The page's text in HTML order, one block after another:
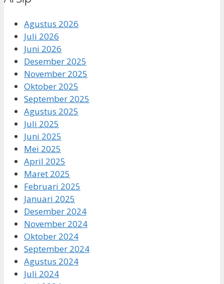
Agustus 2026
Juli 2026
Juni 2026
Desember 2025
November 2025
Oktober 2025
September 2025
Agustus 2025
Juli 2025
Juni 2025
Mei 2025
April 2025
Maret 2025
Februari 2025
Januari 2025
Desember 2024
November 2024
Oktober 2024
September 2024
Agustus 2024
Juli 2024